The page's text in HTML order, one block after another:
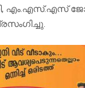
എം.എസ്.എസ് ജോ.